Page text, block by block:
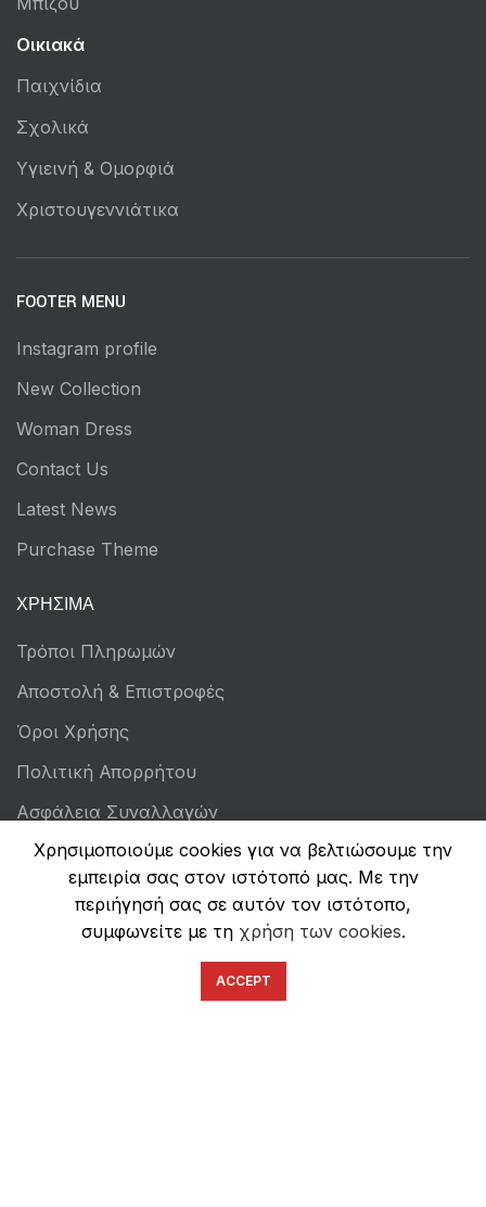
Οικιακά
Παιχνίδια
Σχολικά
Υγιεινή & Ομορφιά
Χριστουγεννιάτικα
FOOTER MENU
Instagram profile
New Collection
Woman Dress
Contact Us
Latest News
Purchase Theme
ΧΡΉΣΙΜΑ
Τρόποι Πληρωμών
Αποστολή & Επιστροφές
Όροι Χρήσης
Πολιτική Απορρήτου
Ασφάλεια Συναλλαγών
Χρησιμοποιούμε cookies για να βελτιώσουμε την
εμπειρία σας στον ιστότοπό μας. Με την
περιήγησή σας σε αυτόν τον ιστότοπο,
συμφωνείτε με τη χρήση των cookies.
ACCEPT